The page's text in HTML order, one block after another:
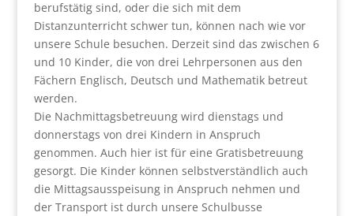
berufstätig sind, oder die sich mit dem
Distanzunterricht schwer tun, können nach wie vor
unsere Schule besuchen. Derzeit sind das zwischen 6
und 10 Kinder, die von drei Lehrpersonen aus den
Fächern Englisch, Deutsch und Mathematik betreut
werden.
Die Nachmittagsbetreuung wird dienstags und
donnerstags von drei Kindern in Anspruch
genommen. Auch hier ist für eine Gratisbetreuung
gesorgt. Die Kinder können selbstverständlich auch
die Mittagsausspeisung in Anspruch nehmen und
der Transport ist durch unsere Schulbusse